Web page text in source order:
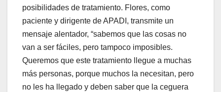
posibilidades de tratamiento. Flores, como
paciente y dirigente de APADI, transmite un
mensaje alentador, “sabemos que las cosas no
van a ser fáciles, pero tampoco imposibles.
Queremos que este tratamiento llegue a muchas
más personas, porque muchos la necesitan, pero
no les ha llegado y deben saber que la ceguera